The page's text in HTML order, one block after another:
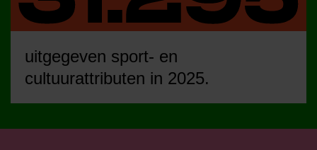
uitgegeven sport- en
cultuurattributen in 2025.